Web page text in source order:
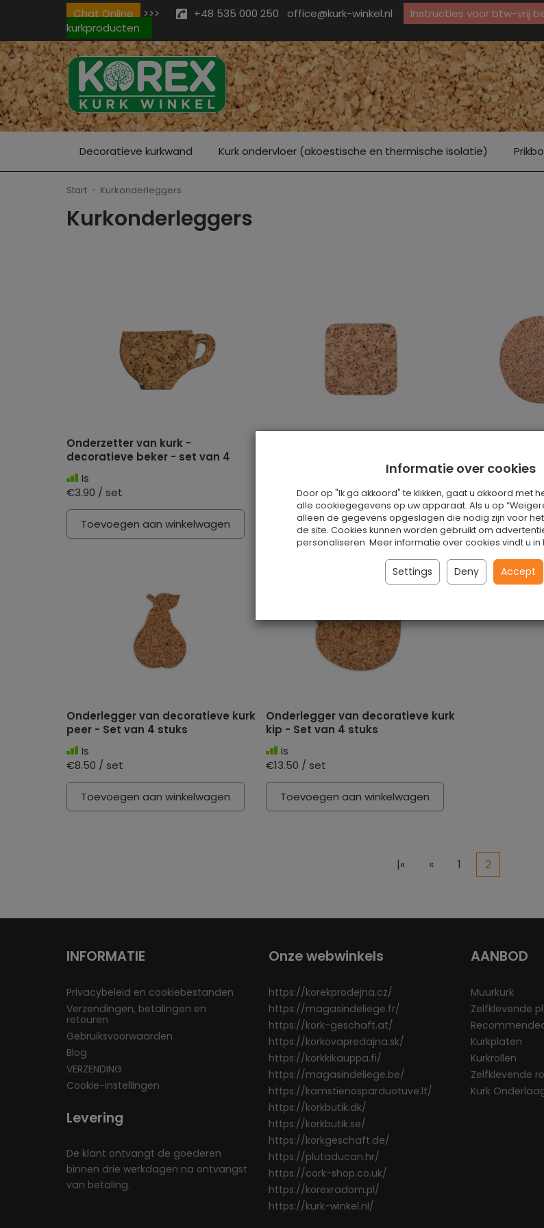
Chat Online >>> +48 535 000 250 office@kurk-winkel.nl Instructies voor btw-vrij
kurkproducten
Decoratieve kurkwand Kurk ondervloer (akoestische en thermische isolatie)
Start Kurkonderleggers
Kurkonderleggers
Onderzetter van kurk -
decoratieve beker - set van 4
Is
€3.90 / set
Toevoegen aan winkelwagen
€5.90 / set
Toevoegen aan winkelwagen
€13.50 / set
Toevoegen
Onderlegger van decoratieve kurk
peer - Set van 4 stuks
Is
€8.50 / set
Toevoegen aan winkelwagen
Onderlegger van decoratieve kurk
kip - Set van 4 stuks
Is
€13.50 / set
Toevoegen aan winkelwagen
|« « 1 2
INFORMATIE
Privacybeleid en cookiebestanden
Verzendingen, betalingen en
retouren
Gebruiksvoorwaarden
Blog
VERZENDING
Cookie-instellingen
Levering
De klant ontvangt de goederen
binnen drie werkdagen na ontvangst
van betaling.
Onze webwinkels
https://korekprodejna.cz/
https://magasindeliege.fr/
https://kork-geschaft.at/
https://korkovapredajna.sk/
https://korkkikauppa.fi/
https://magasindeliege.be/
https://kamstienosparduotuve.lt/
https://korkbutik.dk/
https://korkbutik.se/
https://korkgeschaft.de/
https://plutaducan.hr/
https://cork-shop.co.uk/
https://korexradom.pl/
https://kurk-winkel.nl/
AANBOD
Muurkurk
Zelfklevende
Kurkplaten
Kurkrollen
Zelfklevende
Kurk
Informatie over cookies
Door op "Ik ga akkoord" te klikken, gaat u akkoord met
alle cookiegegevens op uw apparaat. Als u op
alleen de gegevens opgeslagen die nodig zijn voor
de site. Cookies kunnen worden gebruikt om
personaliseren. Meer informatie over cookies vindt u in
Settings Deny Accept